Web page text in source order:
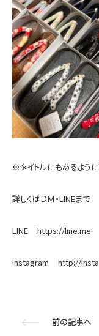
※タイトルにもあるよう
詳しくはＤＭ・LINEまで
LINE https://line.me
Instagram http://
前の記事へ